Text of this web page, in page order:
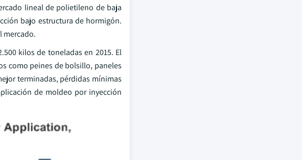
lineal de polietileno de baja
bajo estructura de hormigón.
mercado.
kilos de toneladas en 2015. El
como peines de bolsillo, paneles
terminadas, pérdidas mínimas
de moldeo por inyección